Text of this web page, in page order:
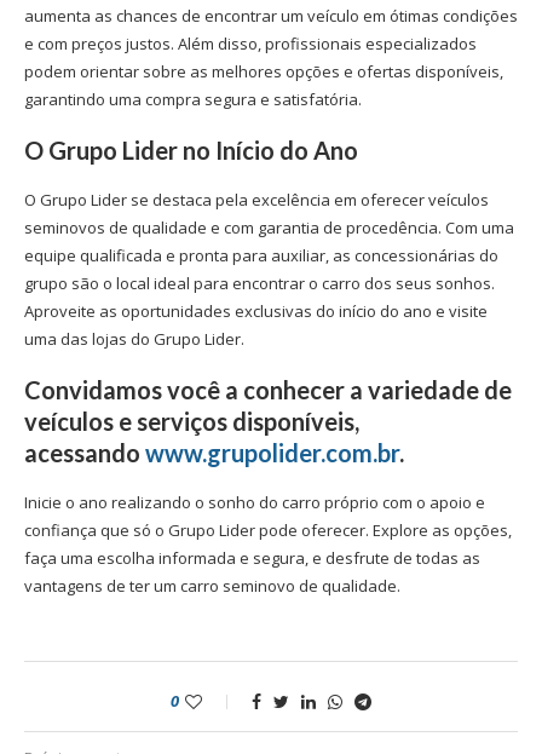
aumenta as chances de encontrar um veículo em ótimas condições
e com preços justos. Além disso, profissionais especializados
podem orientar sobre as melhores opções e ofertas disponíveis,
garantindo uma compra segura e satisfatória.
O Grupo Lider no Início do Ano
O Grupo Lider se destaca pela excelência em oferecer veículos
seminovos de qualidade e com garantia de procedência. Com uma
equipe qualificada e pronta para auxiliar, as concessionárias do
grupo são o local ideal para encontrar o carro dos seus sonhos.
Aproveite as oportunidades exclusivas do início do ano e visite
uma das lojas do Grupo Lider.
Convidamos você a conhecer a variedade de
veículos e serviços disponíveis,
acessando www.grupolider.com.br.
Inicie o ano realizando o sonho do carro próprio com o apoio e
confiança que só o Grupo Lider pode oferecer. Explore as opções,
faça uma escolha informada e segura, e desfrute de todas as
vantagens de ter um carro seminovo de qualidade.
0